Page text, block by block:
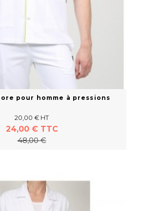
En savoir plus
pour homme à pressions
20,00 € HT
24,00 € TTC
48,00 €